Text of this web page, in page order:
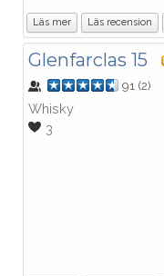
Läs mer Läs recension
Glenfarclas 15
91 (2)
Whisky
3